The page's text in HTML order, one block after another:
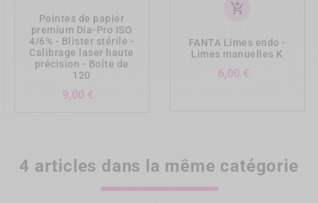
Pointes de papier
premium Dia-Pro ISO
4/6% - Blister stérile -
Calibrage laser haute
précision - Boîte de
120
9,00 €
add_shopping_cart
FANTA Limes endo -
Limes manuelles K
6,00 €
4 articles dans la même catégorie